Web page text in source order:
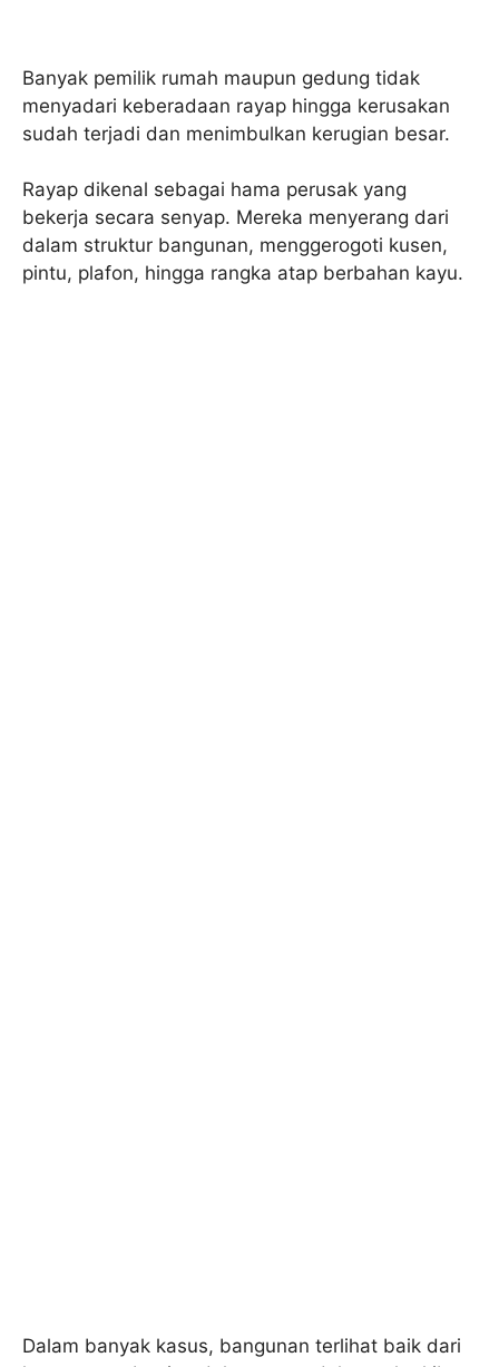
Banyak pemilik rumah maupun gedung tidak
menyadari keberadaan rayap hingga kerusakan
sudah terjadi dan menimbulkan kerugian besar.
Rayap dikenal sebagai hama perusak yang
bekerja secara senyap. Mereka menyerang dari
dalam struktur bangunan, menggerogoti kusen,
pintu, plafon, hingga rangka atap berbahan kayu.
Dalam banyak kasus, bangunan terlihat baik dari